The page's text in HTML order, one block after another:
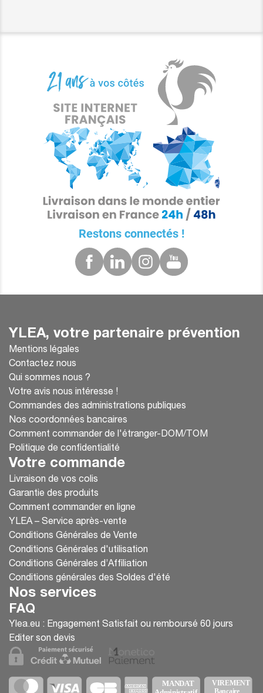
Restons connectés !
YLEA, votre partenaire prévention
Mentions légales
Contactez nous
Qui sommes nous ?
Votre avis nous intéresse !
Commandes des administrations publiques
Nos coordonnées bancaires
Comment commander de l'étranger-DOM/TOM
Politique de confidentialité
Votre commande
Livraison de vos colis
Garantie des produits
Comment commander en ligne
YLEA – Service après-vente
Conditions Générales de Vente
Conditions Générales d'utilisation
Conditions Générales d’Affiliation
Conditions générales des Soldes d'été
Nos services
FAQ
Ylea.eu : Engagement Satisfait ou remboursé 60 jours
Editer son devis